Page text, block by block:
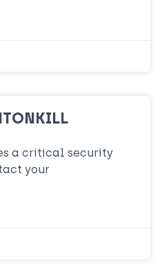
a critical security
your